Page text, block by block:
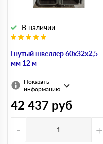
Гнутый швеллер 60х32х2,5
мм 12 м
В наличии
Показать
информацию
42 437 руб
-
+